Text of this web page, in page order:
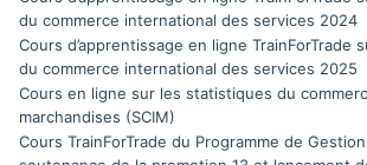
du commerce international des services 2024
Cours d’apprentissage en ligne TrainForTrade
du commerce international des services 2025
Cours en ligne sur les statistiques du
marchandises (SCIM)
Cours TrainForTrade du Programme de